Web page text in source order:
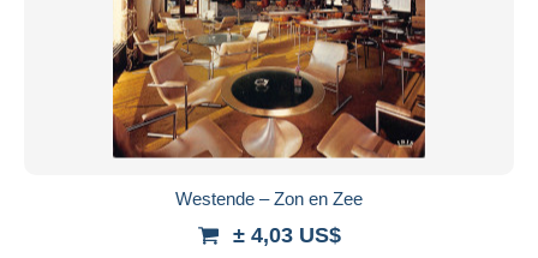
Westende – Zon en Zee
± 4,03 US$